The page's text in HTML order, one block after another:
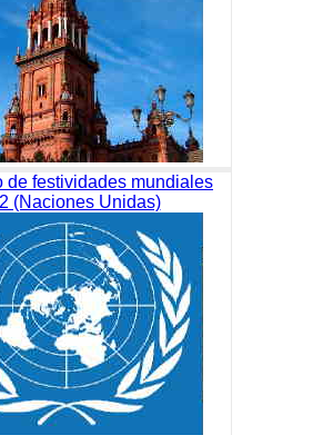
de festividades mundiales
(Naciones Unidas)